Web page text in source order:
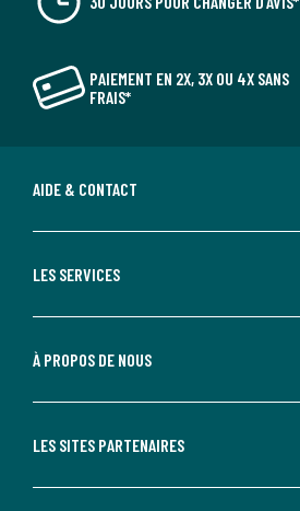
PAIEMENT EN 2X, 3X OU 4X SANS
FRAIS*
AIDE & CONTACT
LES SERVICES
À PROPOS DE NOUS
LES SITES PARTENAIRES